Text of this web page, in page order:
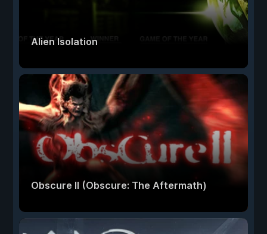
Alien Isolation
Obscure II (Obscure: The Aftermath)